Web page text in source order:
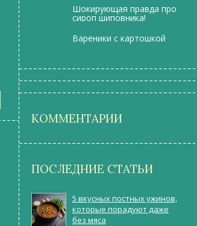
военную службу
Шокирующая правда про
сироп шиповника!
Вареники с картошкой
КОММЕНТАРИИ
ПОСЛЕДНИЕ СТАТЬИ
5 вкусных постных ужинов,
которые порадуют даже
без мяса